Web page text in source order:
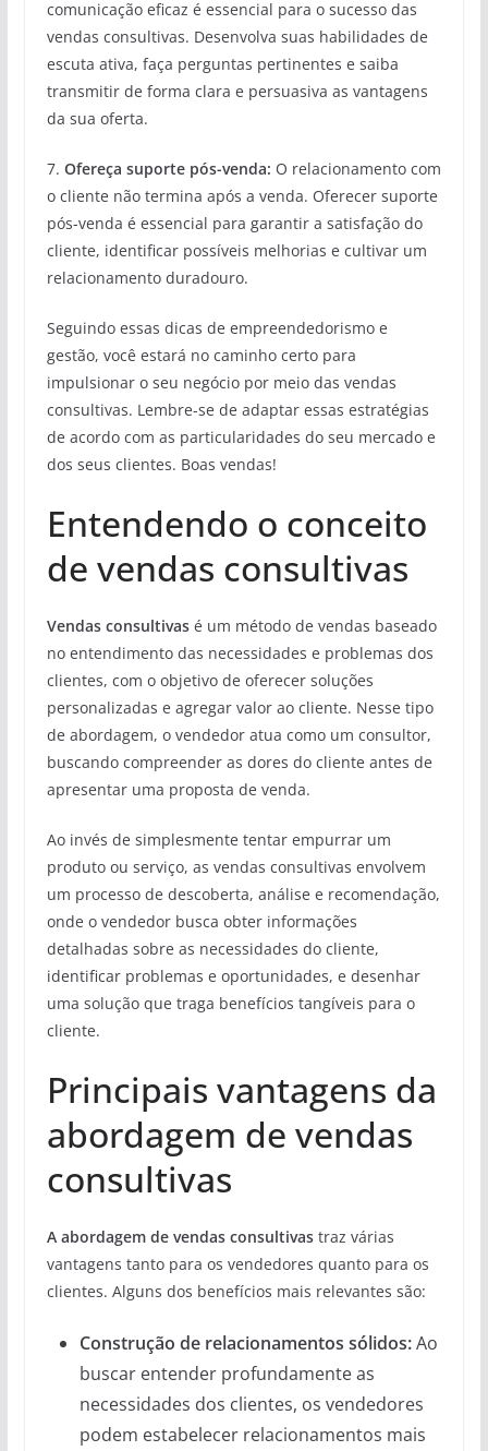
comunicação eficaz é essencial para o sucesso das
vendas consultivas. Desenvolva suas habilidades de
escuta ativa, faça perguntas pertinentes e saiba
transmitir de forma clara e persuasiva as vantagens
da sua oferta.
7. Ofereça suporte pós-venda: O relacionamento com
o cliente não termina após a venda. Oferecer suporte
pós-venda é essencial para garantir a satisfação do
cliente, identificar possíveis melhorias e cultivar um
relacionamento duradouro.
Seguindo essas dicas de empreendedorismo e
gestão, você estará no caminho certo para
impulsionar o seu negócio por meio das vendas
consultivas. Lembre-se de adaptar essas estratégias
de acordo com as particularidades do seu mercado e
dos seus clientes. Boas vendas!
Entendendo o conceito
de vendas consultivas
Vendas consultivasé um método de vendas baseado
no entendimento das necessidades e problemas dos
clientes, com o objetivo de oferecer soluções
personalizadas e agregar valor ao cliente. Nesse tipo
de abordagem, o vendedor atua como um consultor,
buscando compreender as dores do cliente antes de
apresentar uma proposta de venda.
Ao invés de simplesmente tentar empurrar um
produto ou serviço, as vendas consultivas envolvem
um processo de descoberta, análise e recomendação,
onde o vendedor busca obter informações
detalhadas sobre as necessidades do cliente,
identificar problemas e oportunidades, e desenhar
uma solução que traga benefícios tangíveis para o
cliente.
Principais vantagens da
abordagem de vendas
consultivas
A abordagem de vendas consultivastraz várias
vantagens tanto para os vendedores quanto para os
clientes. Alguns dos benefícios mais relevantes são:
Construção de relacionamentos sólidos:Ao
buscar entender profundamente as
necessidades dos clientes, os vendedores
podem estabelecer relacionamentos mais